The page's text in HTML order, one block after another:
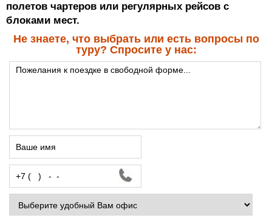
полетов чартеров или регулярных рейсов с
блоками мест.
Не знаете, что выбрать или есть вопросы по
туру? Спросите у нас: